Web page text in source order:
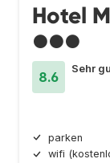
Hotel
●●●
8.6
Sehr
parken
wifi